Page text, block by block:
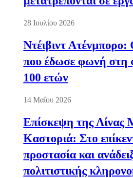
28 Ιουλίου 2026
Ντέιβιντ
που έδωσε φωνή στη
100 ετών
14 Μαΐου 2026
Επίσκεψη της Λίνας
Καστοριά: Στο
προστασία και
πολιτιστικής